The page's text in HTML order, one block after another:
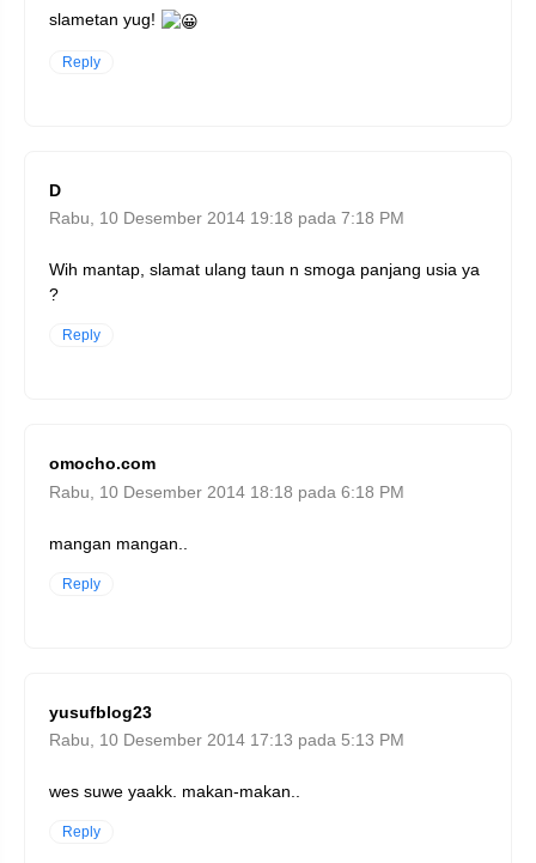
slametan yug!
Reply
D
Rabu, 10 Desember 2014 19:18 pada 7:18 PM
Wih mantap, slamat ulang taun n smoga panjang usia ya
?
Reply
omocho.com
Rabu, 10 Desember 2014 18:18 pada 6:18 PM
mangan mangan..
Reply
yusufblog23
Rabu, 10 Desember 2014 17:13 pada 5:13 PM
wes suwe yaakk. makan-makan..
Reply